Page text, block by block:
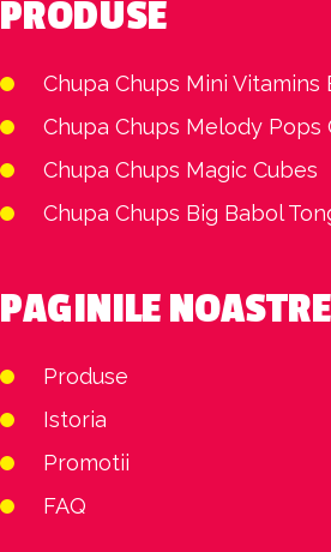
PRODUSE
Chupa Chups Mini Vitamins
Chupa Chups Melody Pops
Chupa Chups Magic Cubes
Chupa Chups Big Babol
PAGINILE NOASTRE
Produse
Istoria
Promotii
FAQ